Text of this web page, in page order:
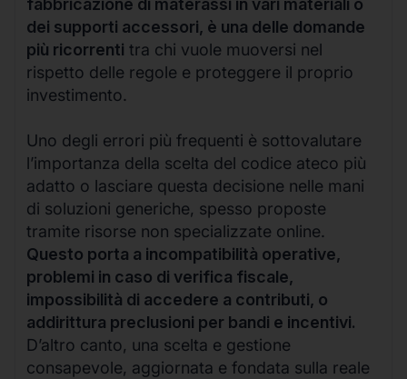
fabbricazione di materassi in vari materiali o
dei supporti accessori, è una delle domande
più ricorrenti tra chi vuole muoversi nel
rispetto delle regole e proteggere il proprio
investimento.
Uno degli errori più frequenti è sottovalutare
l’importanza della scelta del codice ateco più
adatto o lasciare questa decisione nelle mani
di soluzioni generiche, spesso proposte
tramite risorse non specializzate online.
Questo porta a incompatibilità operative,
problemi in caso di verifica fiscale,
impossibilità di accedere a contributi, o
addirittura preclusioni per bandi e incentivi.
D’altro canto, una scelta e gestione
consapevole, aggiornata e fondata sulla reale